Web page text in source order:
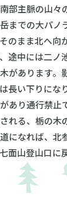
部主脈の山々
までの大パノ
のまま北へ向
途中には二ノ
木があります
長い下りにな
あり通行禁止
れる、栃の木
になれば、北
面山登山口に